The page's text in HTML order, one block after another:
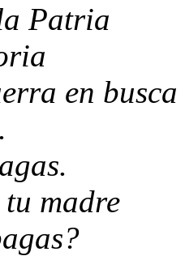
Patria
en busca
madre